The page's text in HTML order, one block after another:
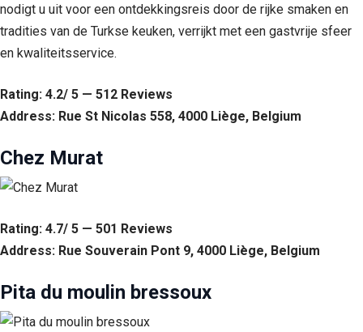
nodigt u uit voor een ontdekkingsreis door de rijke smaken en
tradities van de Turkse keuken, verrijkt met een gastvrije sfeer
en kwaliteitsservice.
Rating: 4.2/ 5 — 512 Reviews
Address: Rue St Nicolas 558, 4000 Liège, Belgium
Chez Murat
Rating: 4.7/ 5 — 501 Reviews
Address: Rue Souverain Pont 9, 4000 Liège, Belgium
Pita du moulin bressoux